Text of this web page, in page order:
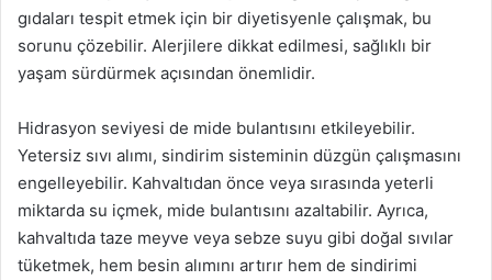
gıdaları tespit etmek için bir diyetisyenle çalışmak, bu
sorunu çözebilir. Alerjilere dikkat edilmesi, sağlıklı bir
yaşam sürdürmek açısından önemlidir.
Hidrasyon seviyesi de mide bulantısını etkileyebilir.
Yetersiz sıvı alımı, sindirim sisteminin düzgün çalışmasını
engelleyebilir. Kahvaltıdan önce veya sırasında yeterli
miktarda su içmek, mide bulantısını azaltabilir. Ayrıca,
kahvaltıda taze meyve veya sebze suyu gibi doğal sıvılar
tüketmek, hem besin alımını artırır hem de sindirimi